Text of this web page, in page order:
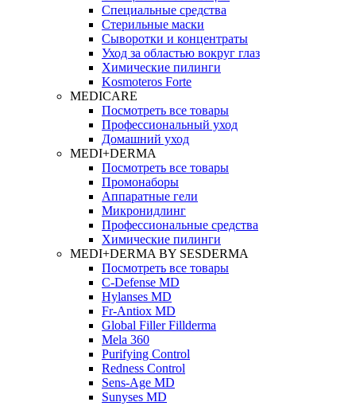
Специальные средства
Стерильные маски
Сыворотки и концентраты
Уход за областью вокруг глаз
Химические пилинги
Kosmoteros Forte
MEDICARE
Посмотреть все товары
Профессиональный уход
Домашний уход
MEDI+DERMA
Посмотреть все товары
Промонаборы
Аппаратные гели
Микронидлинг
Профессиональные средства
Химические пилинги
MEDI+DERMA BY SESDERMA
Посмотреть все товары
C-Defense MD
Hylanses MD
Fr‑Antiox MD
Global Filler Fillderma
Mela 360
Purifying Control
Redness Control
Sens-Age MD
Sunyses MD